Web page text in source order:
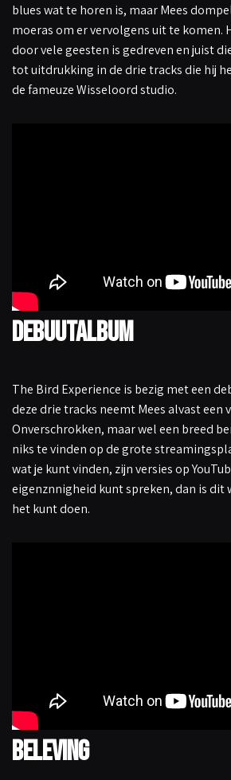
blues wat te horen is, maar Mees
moeras om er vervolgens uit te komen.
door vele geesten is gedreven en juist
tot uitdrukking in de drie tracks die hij
de fameuze Wisseloord studio.
Debuutalbum
The Bird Experience is bezig met een
deze drie tracks neemt Mees alvast een
Onverschrokken, maar wel een breed
niks te vinden op de grote
wat je kunt vinden, zijn versies op
eigenznnigheid kunt spreken, dan is dit
het kunt doen.
Beleving